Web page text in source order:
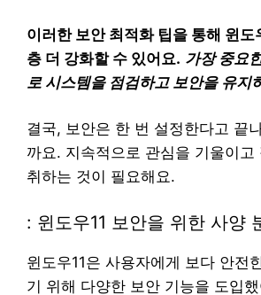
이러한 보안 최적화 팁을 통해 윈도
층 더 강화할 수 있어요. 가장 중요
로 시스템을 점검하고 보안을 유지
결국, 보안은 한 번 설정한다고 끝
까요. 지속적으로 관심을 기울이고
취하는 것이 필요해요.
: 윈도우11 보안을 위한 사양
윈도우11은 사용자에게 보다 안전
기 위해 다양한 보안 기능을 도입